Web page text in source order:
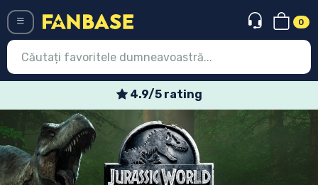
0
4.9/5 rating
Conectați-vă Înregistrare
Ultimele